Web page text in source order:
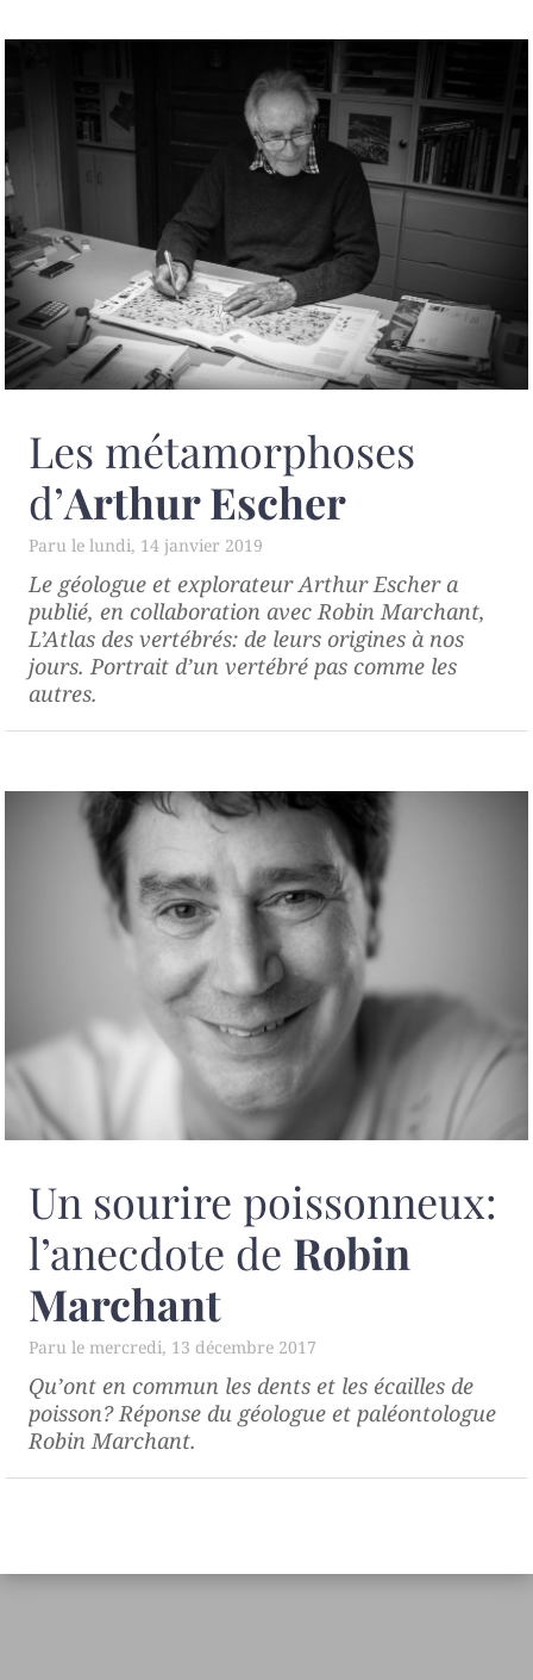
Les métamorphoses
d’Arthur Escher
lundi, 14 janvier 2019
Le géologue et explorateur Arthur Escher a
publié, en collaboration avec Robin Marchant,
L’Atlas des vertébrés: de leurs origines à nos
jours. Portrait d’un vertébré pas comme les
autres.
Un sourire poissonneux:
l’anecdote de Robin
Marchant
mercredi, 13 décembre 2017
Qu’ont en commun les dents et les écailles de
poisson? Réponse du géologue et paléontologue
Robin Marchant.